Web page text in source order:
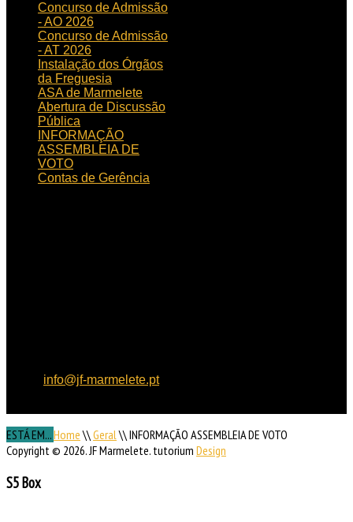
Concurso de Admissão
- AO 2026
Concurso de Admissão
- AT 2026
Instalação dos Órgãos
da Freguesia
ASA de Marmelete
Abertura de Discussão
Pública
INFORMAÇÃO
ASSEMBLEIA DE
VOTO
Contas de Gerência
info@jf-marmelete.pt
ESTÁ EM...Home\\ Geral\\ INFORMAÇÃO ASSEMBLEIA DE VOTO
Copyright © 2026. JF Marmelete. tutorium Design
S5 Box